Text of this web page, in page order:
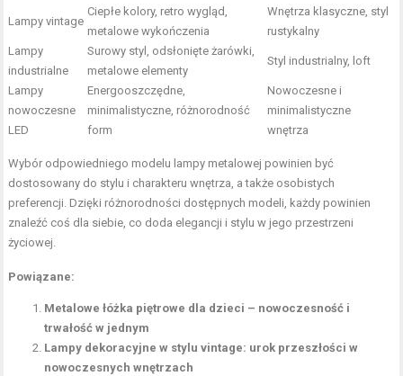
Lampy vintage
Ciepłe kolory, retro wygląd,
metalowe wykończenia
Wnętrza klasyczne, styl
rustykalny
Lampy
industrialne
Surowy styl, odsłonięteżarówki,
metalowe elementy
Styl industrialny, loft
Lampy
nowoczesne
LED
Energooszczędne,
minimalistyczne, różnorodność
form
Nowoczesne i
minimalistyczne
wnętrza
Wybór odpowiedniego modelu lampy metalowej powinien być
dostosowany do stylu i charakteru wnętrza, a także osobistych
preferencji. Dzięki różnorodności dostępnych modeli, każdy powinien
znaleźć coś dla siebie, co doda elegancji i stylu w jego przestrzeni
życiowej.
Powiązane:
Metalowe łóżka piętrowe dla dzieci – nowoczesność i
trwałość w jednym
Lampy dekoracyjne w stylu vintage: urok przeszłości w
nowoczesnych wnętrzach